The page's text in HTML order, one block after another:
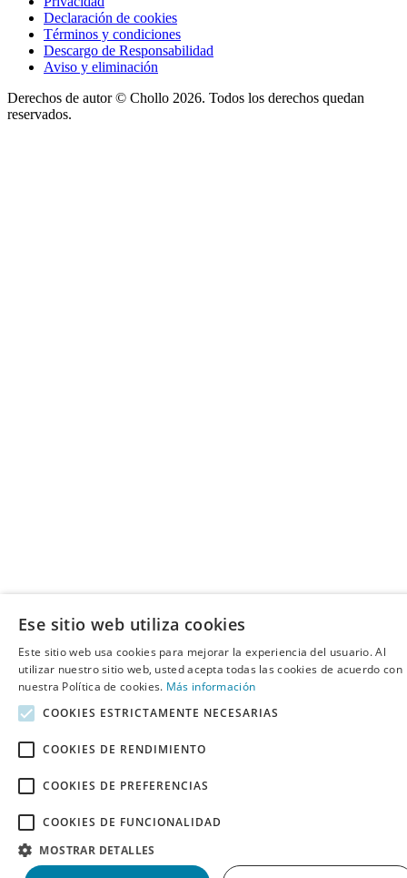
Declaración de cookies
Términos y condiciones
Descargo de Responsabilidad
Aviso y eliminación
Derechos de autor © Chollo 2026. Todos los derechos quedan
reservados.
Ese sitio web utiliza cookies
Este sitio web usa cookies para mejorar la experiencia del usuario. Al
utilizar nuestro sitio web, usted acepta todas las cookies de acuerdo con
nuestra Política de cookies. Más información
COOKIES ESTRICTAMENTE NECESARIAS
COOKIES DE RENDIMIENTO
COOKIES DE PREFERENCIAS
COOKIES DE FUNCIONALIDAD
MOSTRAR DETALLES